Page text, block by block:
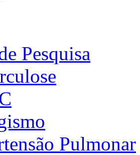
Pesquisa
Pulmonar